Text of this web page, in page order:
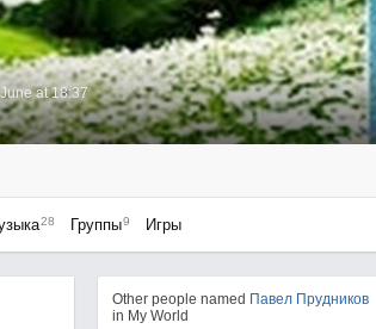
at 18:37
28 Группы9 Игры
Other people named Павел Прудников
in My World